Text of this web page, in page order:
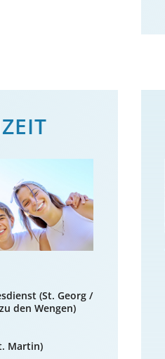
(St. Georg /
den Wengen)
Martin)